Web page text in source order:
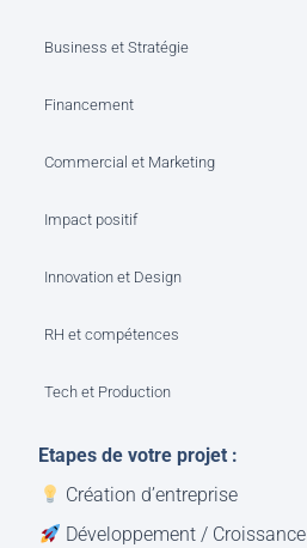
Business et Stratégie
Financement
Commercial et Marketing
Impact positif
Innovation et Design
RH et compétences
Tech et Production
Etapes de votre projet :
Création d’entreprise
Développement / Croissance